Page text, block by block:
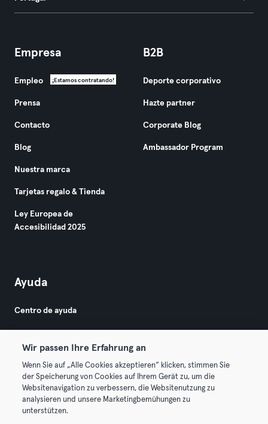
Empresa
Empleo ¡Estamos contratando!
Prensa
Contacto
Blog
Nuestra marca
Tarjetas regalo & Tienda
Ley Europea de
Accesibilidad 2025
B2B
Deporte corporativo
Hazte partner
Corporate Blog
Ambassador Program
Ayuda
Centro de ayuda
© 2026 Urban Sports Group GmbH. All rights reserved.
Términos y condiciones
Wir passen Ihre Erfahrung an
Wenn Sie auf „Alle Cookies akzeptieren“ klicken, stimmen Sie
der Speicherung von Cookies auf Ihrem Gerät zu, um die
Websitenavigation zu verbessern, die Websitenutzung zu
analysieren und unsere Marketingbemühungen zu
unterstützen.